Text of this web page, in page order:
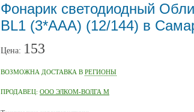
Фонарик светодиодный
BL1 (3*AAA) (12/144) в
Цена: 153
ВОЗМОЖНА ДОСТАВКА В РЕГИОНЫ
ПРОДАВЕЦ: ООО ЭЛКОМ-ВОЛГА М